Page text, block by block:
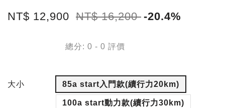
NT$ 12,900 NT$ 16,200 -20.4%
總分: 0 - 0 評價
大小 85a start入門款(續行力20km)
100a start動力款(續行力30km)